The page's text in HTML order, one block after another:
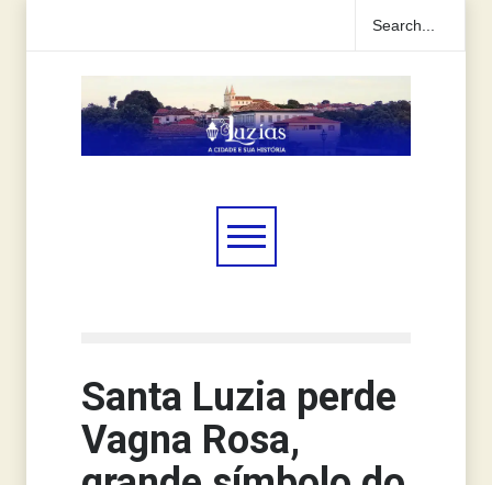
Santa Luzia perde
Vagna Rosa,